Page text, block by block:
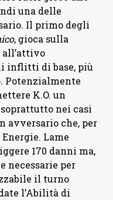
una delle
Il primo degli
, gioca sulla
all’attivo
inflitti di base, più
Potenzialmente
K.O. un
soprattutto nei casi
avversario che, per
Lame
170 danni ma,
necessarie per
il turno
l’Abilità di